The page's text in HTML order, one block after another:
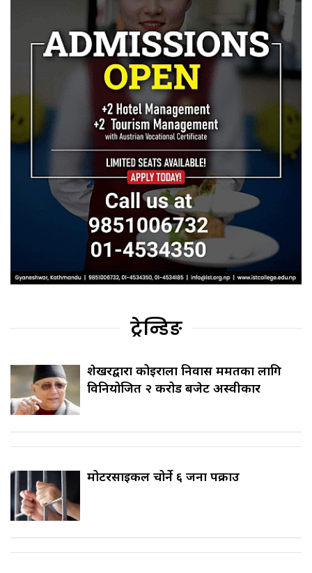
ट्रेन्डिङ
शेखरद्वारा कोइराला निवास मर्मतका लागि
विनियोजित २ करोड बजेट अस्वीकार
मोटरसाइकल चोर्ने ६ जना पक्राउ